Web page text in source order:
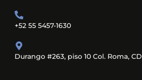
+52 55 5457-1630
Durango #263, piso 10 Col. Roma,